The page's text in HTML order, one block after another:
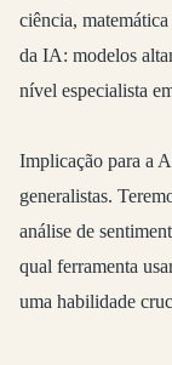
ciência,
da IA: modelos
nível especialista
Implicação para a
generalistas.
análise de
qual ferramenta
uma habilidade